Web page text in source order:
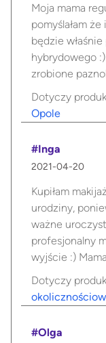
Moja mama
pomyślałam
będzie
hybrydowego
zrobione
Dotyczy
Opole
#Inga
2021-04-20
Kupiłam
urodziny,
ważne
profesjonalny
wyjście :)
Dotyczy
#Olga